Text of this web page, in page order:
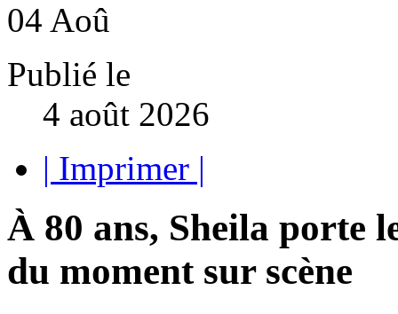
04 Aoû
Publié le
4 août 2026
| Imprimer |
À 80 ans, Sheila porte
du moment sur scène